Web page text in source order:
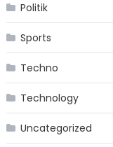
Politik
Sports
Techno
Technology
Uncategorized